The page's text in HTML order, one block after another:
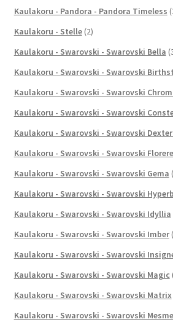
Kaulakoru - Pandora - Pandora Timeless
Kaulakoru - Stelle (2)
Kaulakoru - Swarovski - Swarovski Bella
Kaulakoru - Swarovski - Swarovski
Kaulakoru - Swarovski - Swarovski
Kaulakoru - Swarovski - Swarovski
Kaulakoru - Swarovski - Swarovski
Kaulakoru - Swarovski - Swarovski Florere
Kaulakoru - Swarovski - Swarovski Gema
Kaulakoru - Swarovski - Swarovski
Kaulakoru - Swarovski - Swarovski Idyllia
Kaulakoru - Swarovski - Swarovski Imber
Kaulakoru - Swarovski - Swarovski
Kaulakoru - Swarovski - Swarovski Magic
Kaulakoru - Swarovski - Swarovski Matrix
Kaulakoru - Swarovski - Swarovski